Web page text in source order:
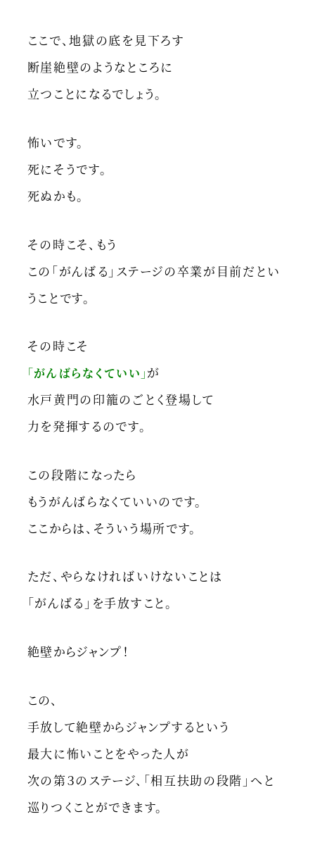
ここで、地獄の底を見下ろす
断崖絶壁のようなところに
立つことになるでしょう。
怖いです。
死にそうです。
死ぬかも。
その時こそ、もう
この「がんばる」ステージの卒業が目前だとい
うことです。
その時こそ
「がんばらなくていい」が
水戸黄門の印籠のごとく登場して
力を発揮するのです。
この段階になったら
もうがんばらなくていいのです。
ここからは、そういう場所です。
ただ、やらなければいけないことは
「がんばる」を手放すこと。
絶壁からジャンプ！
この、
手放して絶壁からジャンプするという
最大に怖いことをやった人が
次の第３のステージ、「相互扶助の段階」へと
巡りつくことができます。